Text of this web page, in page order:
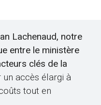
Lachenaud, notre
entre le ministère
clés de la
accès élargi à
tout en